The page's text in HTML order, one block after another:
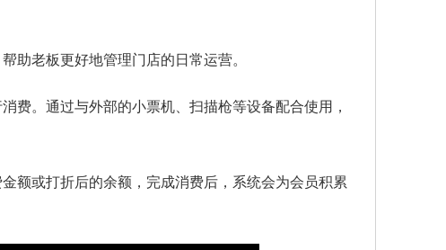
助老板更好地管理门店的日常运营。
费。通过与外部的小票机、扫描枪等设备配合使用，
额或打折后的余额，完成消费后，系统会为会员积累